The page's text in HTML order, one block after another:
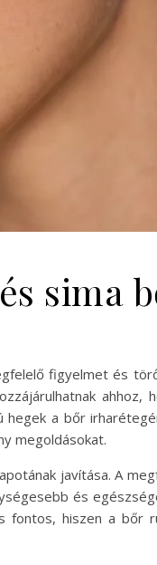
sima
figyelmet és
ahhoz,
a bőr
megoldásokat.
javítása. A
és
hiszen a bőr